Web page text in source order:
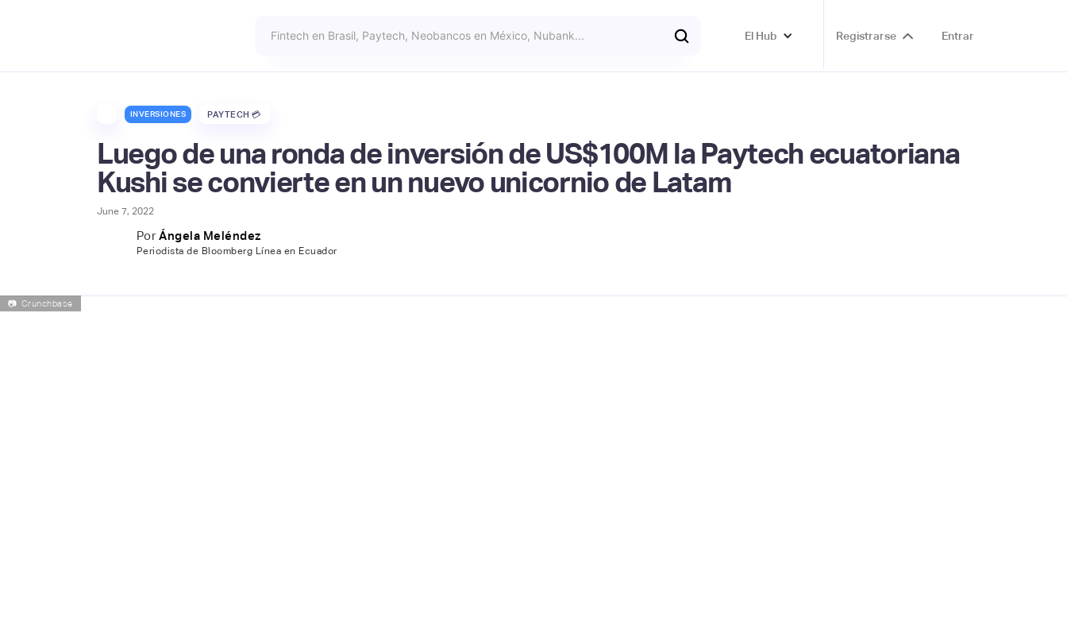
El Hub Registrarse Entrar
INVERSIONES PAYTECH 💳
Luego de una ronda de inversión de US$100M la Paytech ecuatoriana
Kushi se convierte en un nuevo unicornio de Latam
June 7, 2022
Por Ángela Meléndez
Periodista de Bloomberg Línea en Ecuador
📷 Crunchbase